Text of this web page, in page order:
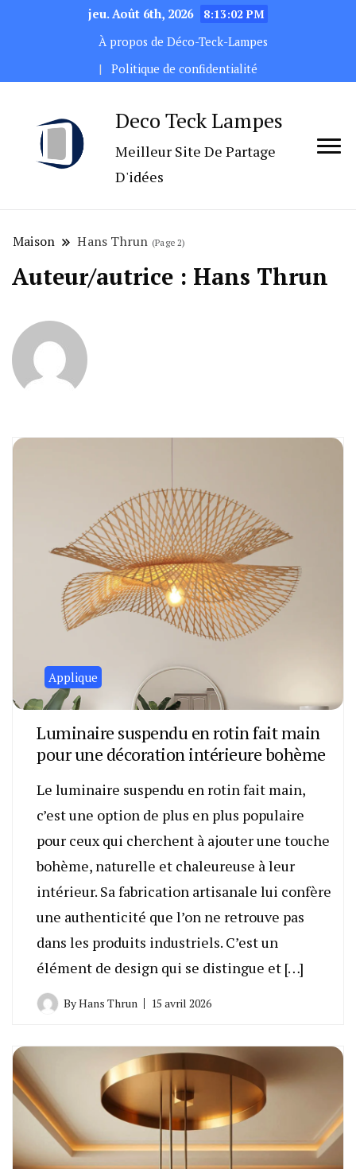
jeu. Août 6th, 2026
8:13:04 PM
À propos de Déco-Teck-Lampes
Politique de confidentialité
Deco Teck Lampes
Meilleur Site De Partage
D'idées
Maison Hans Thrun (Page 2)
Auteur/autrice : Hans Thrun
Applique
Luminaire suspendu en rotin fait main
pour une décoration intérieure bohème
Le luminaire suspendu en rotin fait main,
c’est une option de plus en plus populaire
pour ceux qui cherchent à ajouter une touche
bohème, naturelle et chaleureuse à leur
intérieur. Sa fabrication artisanale lui confère
une authenticité que l’on ne retrouve pas
dans les produits industriels. C’est un
élément de design qui se distingue et […]
ByHans Thrun 15 avril 2026